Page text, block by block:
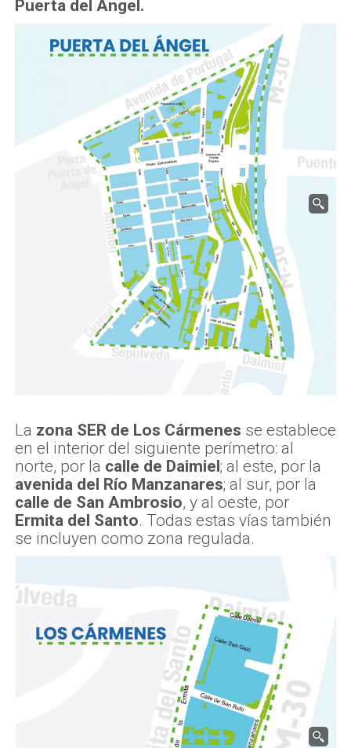
Puerta del Ángel.
La zona SER de Los Cármenes se establece
en el interior del siguiente perímetro: al
norte, por la calle de Daimiel; al este, por la
avenida del Río Manzanares; al sur, por la
calle de San Ambrosio, y al oeste, por
Ermita del Santo. Todas estas vías también
se incluyen como zona regulada.